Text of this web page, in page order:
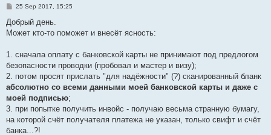
P
s
25 Sep 2017, 15:25
Добрый день.
Может кто-то поможет и внесёт ясность:
1. сначала оплату с банковской карты не принимают под предлогом
безопасности проводки (пробовал и мастер и визу);
2. потом просят прислать "для надёжности" (?) сканированный бланк
абсолютно со всеми данными моей банковской карты и даже с
моей подписью;
3. при попытке получить инвойс - получаю весьма странную бумагу,
на которой счёт получателя платежа не указан, только свифт и счёт
банка...?!